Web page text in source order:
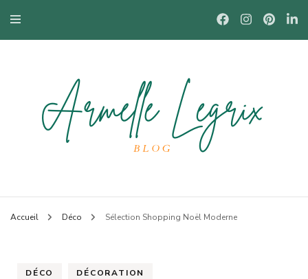
Armelle
Accueil Déco Sélection Shopping Noël Moderne
DÉCO DÉCORATION